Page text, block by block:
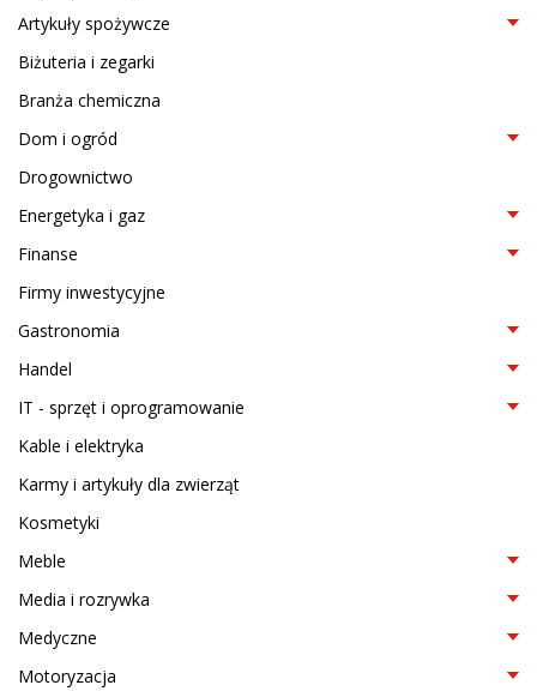
Artykuły spożywcze
Biżuteria i zegarki
Branża chemiczna
Dom i ogród
Drogownictwo
Energetyka i gaz
Finanse
Firmy inwestycyjne
Gastronomia
Handel
IT - sprzęt i oprogramowanie
Kable i elektryka
Karmy i artykuły dla zwierząt
Kosmetyki
Meble
Media i rozrywka
Medyczne
Motoryzacja